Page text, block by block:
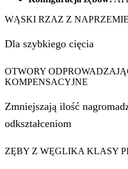
WĄSKI RZAZ Z
Dla szybkiego cięcia
OTWORY
KOMPENSACYJNE
Zmniejszają ilość
odkształceniom
ZĘBY Z WĘGLIKA KLASY